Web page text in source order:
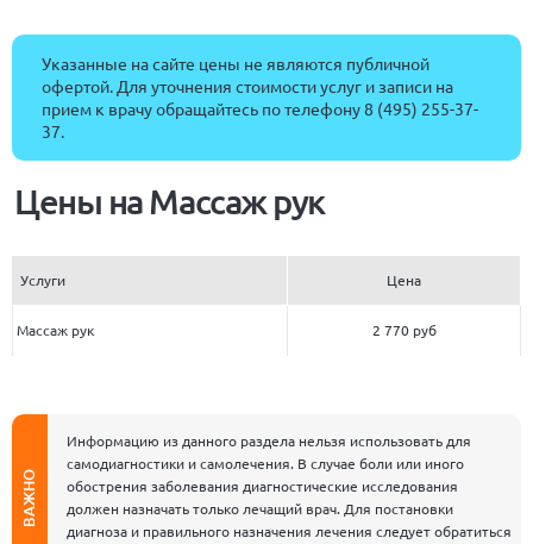
Указанные на сайте цены не являются публичной
офертой. Для уточнения стоимости услуг и записи на
прием к врачу обращайтесь по телефону8 (495) 255-37-
37.
Цены на Массаж рук
Услуги Цена
Массаж рук 2 770 руб
ВАЖНО
Информацию из данного раздела нельзя использовать для
самодиагностики и самолечения. В случае боли или иного
обострения заболевания диагностические исследования
должен назначать только лечащий врач. Для постановки
диагноза и правильного назначения лечения следует обратиться